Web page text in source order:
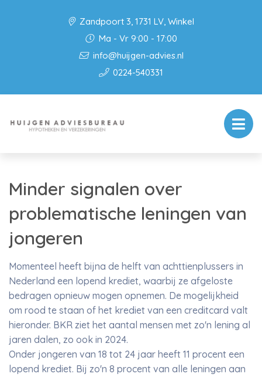
Zandpoort 3, 1731 LV, Winkel
Ma - Vr 9:00 - 17:00
info@huijgen-advies.nl
0224-540331
Minder signalen over
problematische leningen van
jongeren
Momenteel heeft bijna de helft van achttienplussers in
Nederland een lopend krediet, waarbij ze afgeloste
bedragen opnieuw mogen opnemen. De mogelijkheid
om rood te staan of het krediet van een creditcard valt
hieronder. BKR ziet het aantal mensen met zo'n lening al
jaren dalen, zo ook in 2024.
Onder jongeren van 18 tot 24 jaar heeft 11 procent een
lopend krediet. Bij zo'n 8 procent van alle leningen aan